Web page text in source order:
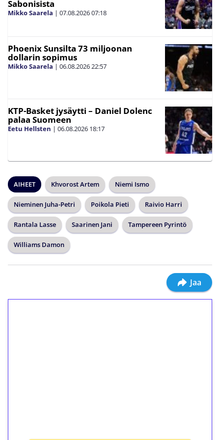
Sabonisista
Mikko Saarela | 07.08.202607:18
Phoenix Sunsilta 73 miljoonan
dollarin sopimus
Mikko Saarela | 06.08.202622:57
KTP-Basket jysäytti – Daniel Dolenc
palaa Suomeen
Eetu Hellsten | 06.08.2026 18:17
AIHEET Khvorost Artem Niemi Ismo
Nieminen Juha-Petri Poikola Pieti Raivio Harri
Rantala Lasse Saarinen Jani Tampereen Pyrintö
Williams Damon
Jaa